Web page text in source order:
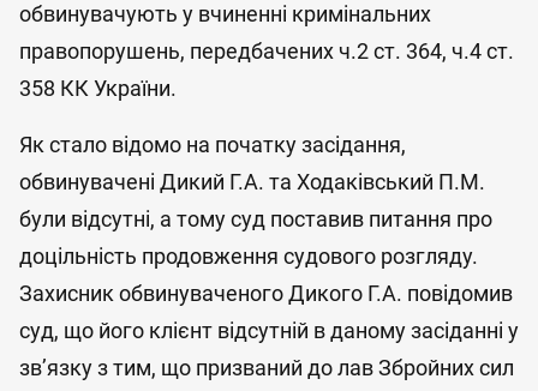
обвинувачують у вчиненні кримінальних
правопорушень, передбачених ч.2 ст. 364, ч.4 ст.
358 КК України.
Як стало відомо на початку засідання,
обвинувачені Дикий Г.А. та Ходаківський П.М.
були відсутні, а тому суд поставив питання про
доцільність продовження судового розгляду.
Захисник обвинуваченого Дикого Г.А. повідомив
суд, що його клієнт відсутній в даному засіданні у
зв’язку з тим, що призваний до лав Збройних сил